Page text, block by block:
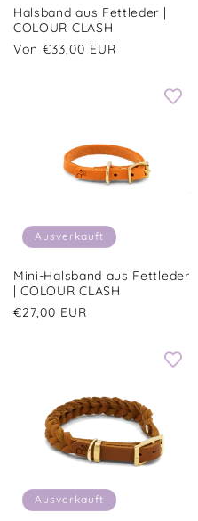
Halsband aus Fettleder |
COLOUR CLASH
Normaler
Von €33,00 EUR
Ausverkauft
Mini-Halsband aus Fettleder
| COLOUR CLASH
Normaler
€27,00 EUR
Ausverkauft